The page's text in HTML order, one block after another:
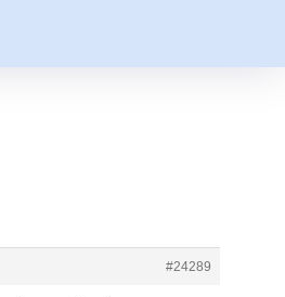
#24289